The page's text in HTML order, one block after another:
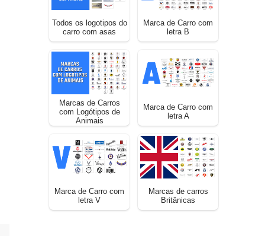
Todos os logotipos do
carro com asas
Marca de Carro com
letra B
Marcas de Carros
com Logótipos de
Animais
Marca de Carro com
letra A
Marca de Carro com
letra V
Marcas de carros
Britânicas